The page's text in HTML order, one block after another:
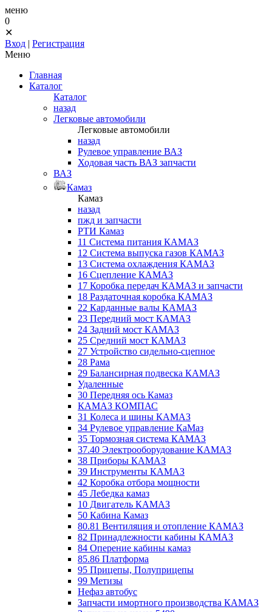
меню
0
✕
Вход | Регистрация
Меню
Главная
Каталог
Каталог
назад
Легковые автомобили
Легковые автомобили
назад
Рулевое управление ВАЗ
Ходовая часть ВАЗ запчасти
ВАЗ
Камаз
Камаз
назад
пжд и запчасти
РТИ Камаз
11 Система питания КАМАЗ
12 Система выпуска газов КАМАЗ
13 Система охлаждения КАМАЗ
16 Сцепление КАМАЗ
17 Коробка передач КАМАЗ и запчасти
18 Раздаточная коробка КАМАЗ
22 Карданные валы КАМАЗ
23 Передний мост КАМАЗ
24 Задний мост КАМАЗ
25 Средний мост КАМАЗ
27 Устройство сидельно-сцепное
28 Рама
29 Балансирная подвеска КАМАЗ
Удаленные
30 Передняя ось Камаз
КАМАЗ КОМПАС
31 Колеса и шины КАМАЗ
34 Рулевое управление КаМаз
35 Тормозная система КАМАЗ
37.40 Электрооборудование КАМАЗ
38 Приборы КАМАЗ
39 Инструменты КАМАЗ
42 Коробка отбора мощности
45 Лебедка камаз
10 Двигатель КАМАЗ
50 Кабина Камаз
80.81 Вентиляция и отопление КАМАЗ
82 Принадлежности кабины КАМАЗ
84 Оперение кабины камаз
85.86 Платформа
95 Прицепы, Полуприцепы
99 Метизы
Нефаз автобус
Запчасти имортного производства КАМАЗ